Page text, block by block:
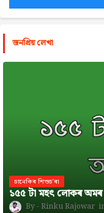
জনপ্রিয় লেখা
চানেকিৰ শিশুচ'ৰা
১৫৫ টা মহৎ লোকৰ অমৰ
Rinku Rajowar